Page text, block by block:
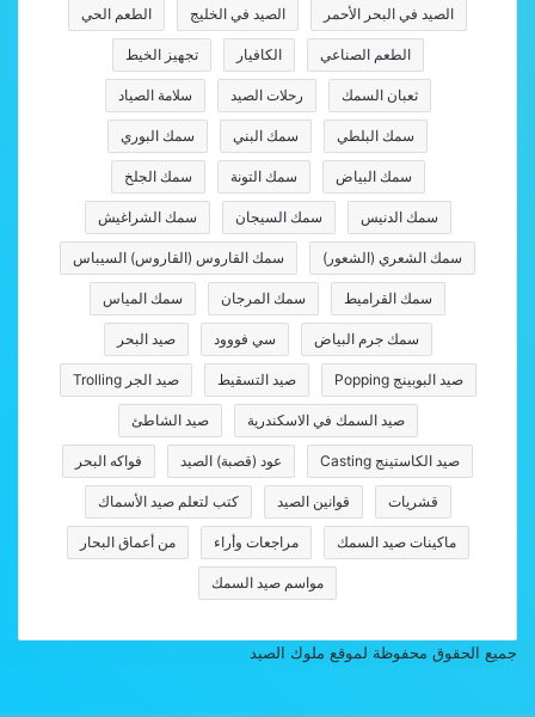
الصيد في البحر الأحمر الصيد في الخليج الطعم الحي
الطعم الصناعي الكافيار تجهيز الخيط
ثعبان السمك رحلات الصيد سلامة الصياد
سمك البلطي سمك البني سمك البوري
سمك البياض سمك التونة سمك الجلخ
سمك الدنيس سمك السيجان سمك الشراغيش
سمك الشعري (الشعور) سمك القاروس (القاروس) السيباس
سمك القراميط سمك المرجان سمك المياس
سمك جرم البياض سي فووود صيد البحر
صيد البوبينج Popping صيد التسقيط صيد الجر Trolling
صيد السمك في الاسكندرية صيد الشاطئ
صيد الكاستينج Casting عود (قصبة) الصيد فواكه البحر
قشريات قوانين الصيد كتب لتعلم صيد الأسماك
ماكينات صيد السمك مراجعات وأراء من أعماق البحار
مواسم صيد السمك
جميع الحقوق محفوظة لموقع ملوك الصيد